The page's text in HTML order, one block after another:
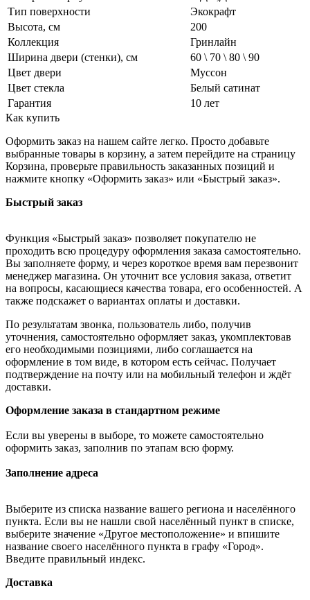
Тип поверхности
Экокрафт
Высота, см
200
Коллекция
Гринлайн
Ширина двери (стенки), см
60 \ 70 \ 80 \ 90
Цвет двери
Муссон
Цвет стекла
Белый сатинат
Гарантия
10 лет
Как купить
Оформить заказ на нашем сайте легко. Просто добавьте
выбранные товары в корзину, а затем перейдите на страницу
Корзина, проверьте правильность заказанных позиций и
нажмите кнопку «Оформить заказ» или «Быстрый заказ».
Быстрый заказ
Функция «Быстрый заказ» позволяет покупателю не
проходить всю процедуру оформления заказа самостоятельно.
Вы заполняете форму, и через короткое время вам перезвонит
менеджер магазина. Он уточнит все условия заказа, ответит
на вопросы, касающиеся качества товара, его особенностей. А
также подскажет о вариантах оплаты и доставки.
По результатам звонка, пользователь либо, получив
уточнения, самостоятельно оформляет заказ, укомплектовав
его необходимыми позициями, либо соглашается на
оформление в том виде, в котором есть сейчас. Получает
подтверждение на почту или на мобильный телефон и ждёт
доставки.
Оформление заказа в стандартном режиме
Если вы уверены в выборе, то можете самостоятельно
оформить заказ, заполнив по этапам всю форму.
Заполнение адреса
Выберите из списка название вашего региона и населённого
пункта. Если вы не нашли свой населённый пункт в списке,
выберите значение «Другое местоположение» и впишите
название своего населённого пункта в графу «Город».
Введите правильный индекс.
Доставка